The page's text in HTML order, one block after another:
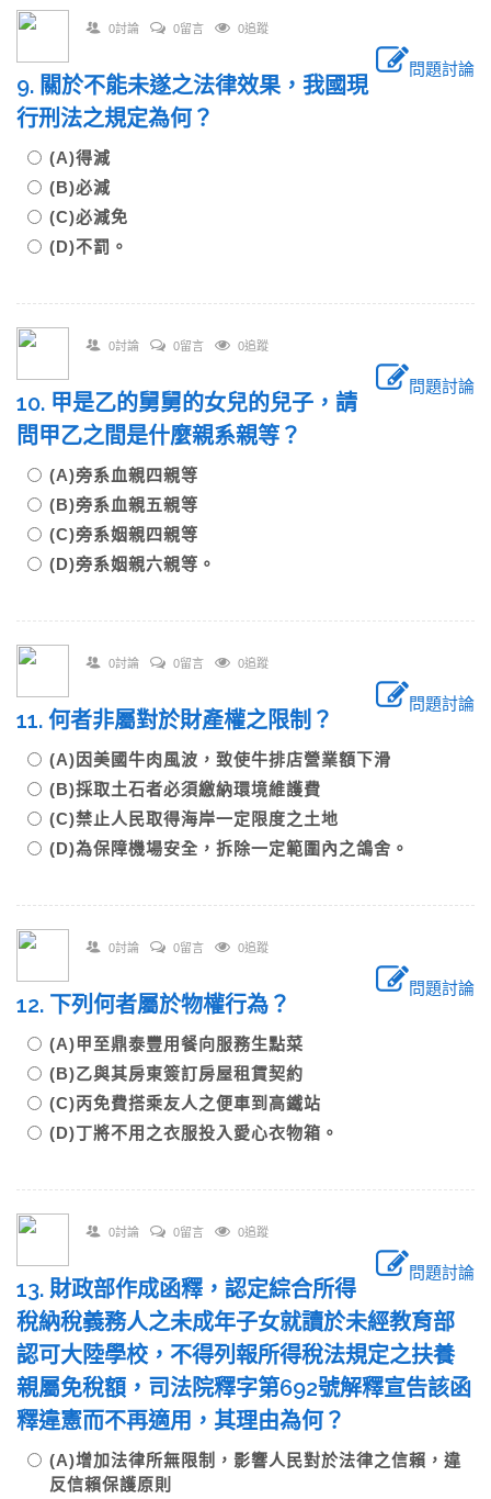
0討論 0留言 0追蹤
問題討論
9. 關於不能未遂之法律效果，我國現
行刑法之規定為何？
(A)得減
(B)必減
(C)必減免
(D)不罰。
0討論 0留言 0追蹤
問題討論
10. 甲是乙的舅舅的女兒的兒子，請
問甲乙之間是什麼親系親等？
(A)旁系血親四親等
(B)旁系血親五親等
(C)旁系姻親四親等
(D)旁系姻親六親等。
0討論 0留言 0追蹤
問題討論
11. 何者非屬對於財產權之限制？
(A)因美國牛肉風波，致使牛排店營業額下滑
(B)採取土石者必須繳納環境維護費
(C)禁止人民取得海岸一定限度之土地
(D)為保障機場安全，拆除一定範圍內之鴿舍。
0討論 0留言 0追蹤
問題討論
12. 下列何者屬於物權行為？
(A)甲至鼎泰豐用餐向服務生點菜
(B)乙與其房東簽訂房屋租賃契約
(C)丙免費搭乘友人之便車到高鐵站
(D)丁將不用之衣服投入愛心衣物箱。
0討論 0留言 0追蹤
問題討論
13. 財政部作成函釋，認定綜合所得
稅納稅義務人之未成年子女就讀於未經教育部
認可大陸學校，不得列報所得稅法規定之扶養
親屬免稅額，司法院釋字第692號解釋宣告該函
釋違憲而不再適用，其理由為何？
(A)增加法律所無限制，影響人民對於法律之信賴，違
反信賴保護原則